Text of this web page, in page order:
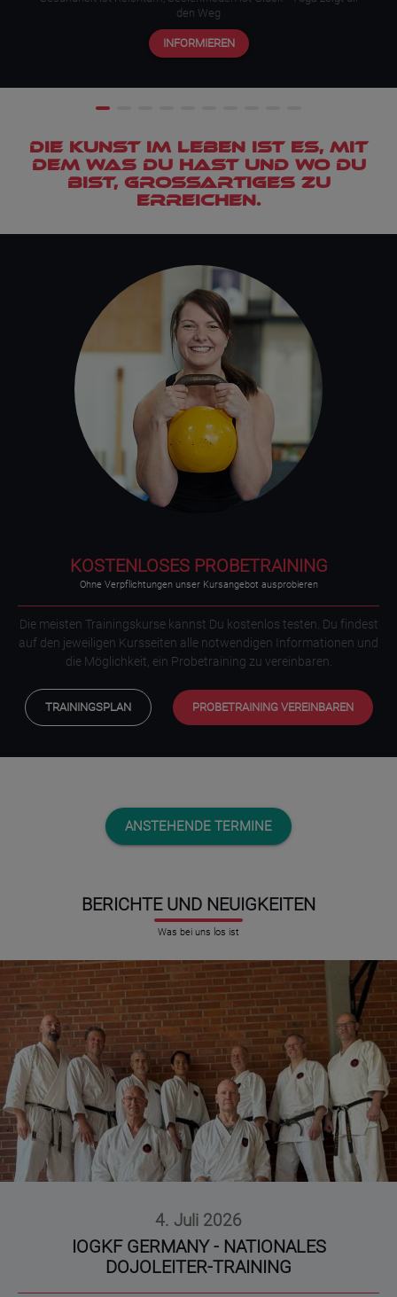
den Weg
INFORMIEREN
Die Kunst im Leben ist es, mit
dem was du hast und wo du
bist, großartiges zu
erreichen.
KOSTENLOSES PROBETRAINING
Ohne Verpflichtungen unser Kursangebot ausprobieren
Die meisten Trainingskurse kannst Du kostenlos testen. Du findest
auf den jeweiligen Kursseiten alle notwendigen Informationen und
die Möglichkeit, ein Probetraining zu vereinbaren.
TRAININGSPLAN PROBETRAINING VEREINBAREN
ANSTEHENDE TERMINE
BERICHTE UND NEUIGKEITEN
Was bei uns los ist
4. Juli 2026
IOGKF GERMANY - NATIONALES
DOJOLEITER-TRAINING